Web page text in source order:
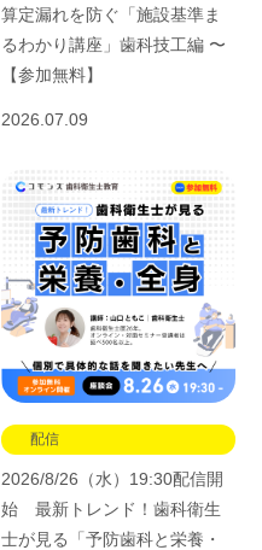
算定漏れを防ぐ「施設基準ま
るわかり講座」歯科技工編 〜
【参加無料】
2026.07.09
配信
2026/8/26（水）19:30配信開
始 最新トレンド！歯科衛生
士が見る「予防歯科と栄養・